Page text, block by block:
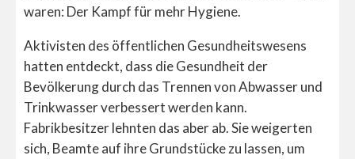
waren: Der Kampf für mehr Hygiene.
Aktivisten des öffentlichen Gesundheitswesens
hatten entdeckt, dass die Gesundheit der
Bevölkerung durch das Trennen von Abwasser und
Trinkwasser verbessert werden kann.
Fabrikbesitzer lehnten das aber ab. Sie weigerten
sich, Beamte auf ihre Grundstücke zu lassen, um